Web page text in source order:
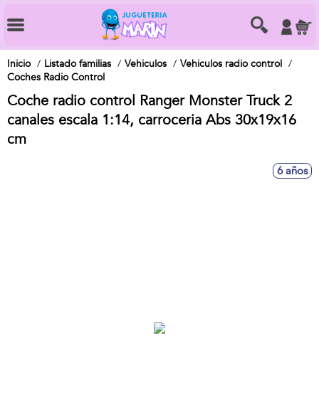
Inicio Listado familias Vehiculos
Vehiculos radio control
Coches Radio Control
Coche radio control Ranger Monster Truck 2
canales escala 1:14, carroceria Abs 30x19x16
cm
6 años